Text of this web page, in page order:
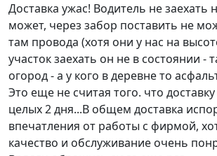
Доставка ужас! Водитель не заехать
может, через забор поставить не
там провода (хотя они у нас на
участок заехать он не в состоянии -
огород - а у кого в деревне то
Это еще не считая того. что
целых 2 дня...В общем доставка
впечатления от работы с фирмой,
качество и обслуживание очень